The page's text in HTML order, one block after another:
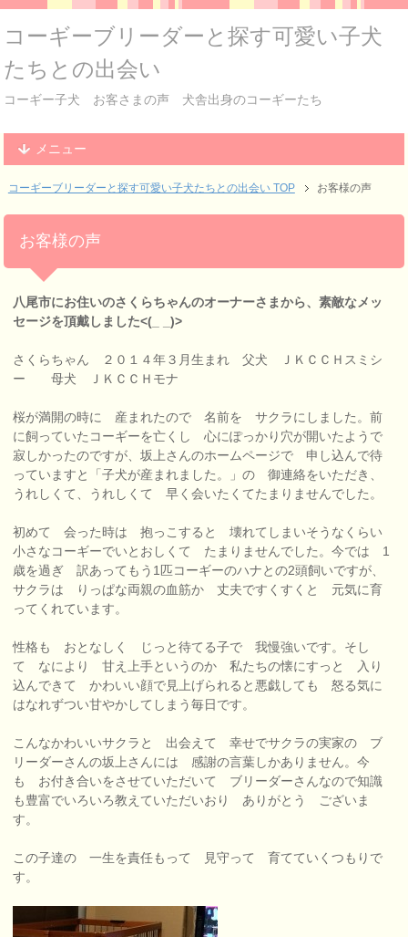
コーギーブリーダーと探す可愛い子犬
たちとの出会い
コーギー子犬 お客さまの声 犬舎出身のコーギーたち
メニュー
コーギーブリーダーと探す可愛い子犬たちとの出会い TOP お客様の声
お客様の声
八尾市にお住いのさくらちゃんのオーナーさまから、素敵なメッ
セージを頂戴しました<(_ _)>
さくらちゃん ２０１４年３月生まれ 父犬 ＪＫＣＣＨスミシ
ー 母犬 ＪＫＣＣＨモナ
桜が満開の時に 産まれたので 名前を サクラにしました。前
に飼っていたコーギーを亡くし 心にぽっかり穴が開いたようで
寂しかったのですが、坂上さんのホームページで 申し込んで待
っていますと「子犬が産まれました。」の 御連絡をいただき、
うれしくて、うれしくて 早く会いたくてたまりませんでした。
初めて 会った時は 抱っこすると 壊れてしまいそうなくらい
小さなコーギーでいとおしくて たまりませんでした。今では 1
歳を過ぎ 訳あってもう1匹コーギーのハナとの2頭飼いですが、
サクラは りっぱな両親の血筋か 丈夫ですくすくと 元気に育
ってくれています。
性格も おとなしく じっと待てる子で 我慢強いです。そし
て なにより 甘え上手というのか 私たちの懐にすっと 入り
込んできて かわいい顔で見上げられると悪戯しても 怒る気に
はなれずつい甘やかしてしまう毎日です。
こんなかわいいサクラと 出会えて 幸せでサクラの実家の ブ
リーダーさんの坂上さんには 感謝の言葉しかありません。今
も お付き合いをさせていただいて ブリーダーさんなので知識
も豊富でいろいろ教えていただいおり ありがとう ございま
す。
この子達の 一生を責任もって 見守って 育てていくつもりで
す。